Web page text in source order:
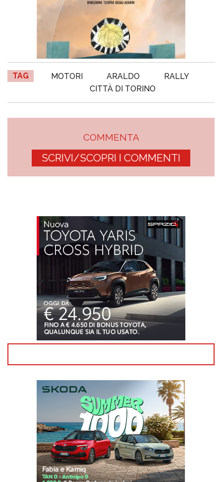
TAG MOTORI ARALDO
RALLY
CITTÀ DI TORINO
COMMENTA
SCRIVI/SCOPRI I COMMENTI